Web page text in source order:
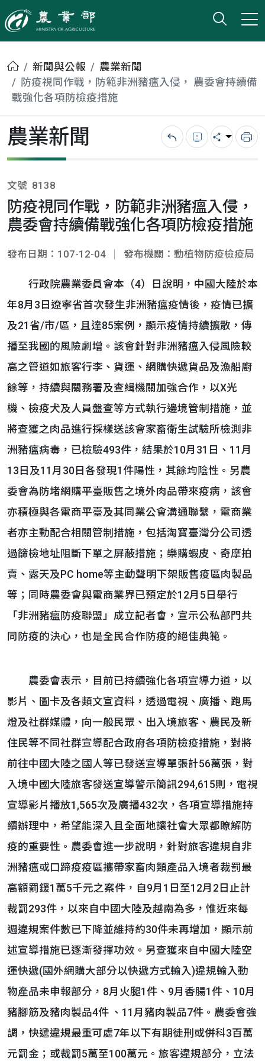
農業部
打開
小版
首頁新聞與公報
農業新聞
防疫視同作戰，防範非洲豬瘟入侵， 農委會持續備
戰強化各項防檢疫措施
農業新聞 回上一頁錯誤回報
分享 列
文號 8138
防疫視同作戰，防範非洲豬瘟入侵，
農委會持續備戰強化各項防檢疫措施
發布日期：107-12-04 發布機關：動植物防疫檢疫局
行政院農業委員會本（4）日說明，中國大陸於本
年8月3日遼寧省首次發生非洲豬瘟疫情後，疫情已擴
及21省/市/區，且達85案例，顯示疫情持續擴散，傳
播至我國的風險劇增。該會針對非洲豬瘟入侵風險較
高之管道如旅客行李、貨運、網購快遞貨品及漁船廚
餘等，持續與關務署及查緝機關加強合作，以X光
機、檢疫犬及人員盤查等方式執行邊境管制措施，並
將查獲之肉品進行採樣送該會家畜衛生試驗所檢測非
洲豬瘟病毒，已檢驗493件，結果於10月31日、11月
13日及11月30日各發現1件陽性，其餘均陰性。另農
委會為防堵網購平臺販售之境外肉品帶來疫病，該會
亦積極與各電商平臺及其同業公會溝通聯繫，電商業
者亦主動配合相關管制措施，包括淘寶臺灣分公司透
過篩檢地址阻斷下單之屏蔽措施；樂購蝦皮、奇摩拍
賣、露天及PC home等主動聲明下架販售疫區肉製品
等；同時農委會與電商業界已預定於12月5日舉行
「非洲豬瘟防疫聯盟」成立記者會，宣示公私部門共
同防疫的決心，也是全民合作防疫的絕佳典範。
農委會表示，目前已持續強化各項宣導力道，以
影片、圖卡及各類文宣資料，透過電視、廣播、跑馬
燈及社群媒體，向一般民眾、出入境旅客、農民及新
住民等不同社群宣導配合政府各項防檢疫措施，對將
前往中國大陸之國人等已發送宣導單張計56萬張，對
入境中國大陸旅客發送宣導警示簡訊294,615則，電視
宣導影片播放1,565次及廣播432次，各項宣導措施持
續辦理中，希望能深入且全面地讓社會大眾都瞭解防
疫的重要性。農委會進一步說明，針對旅客違規自非
洲豬瘟或口蹄疫疫區攜帶家畜肉類產品入境者裁罰最
高額罰鍰1萬5千元之案件，自9月1日至12月2日止計
裁罰293件，以來自中國大陸及越南為多，惟近來每
週違規案件數已下降並維持約30件未再增加，顯示前
述宣導措施已逐漸發揮功效。另查獲來自中國大陸空
運快遞(國外網購大部分以快遞方式輸入)違規輸入動
物產品未申報部分，8月火腿1件、9月香腸1件、10月
豬腳筋及豬肉製品4件 、11月豬肉製品7件。農委會強
調，快遞違規最重可處7年以下有期徒刑或併科3百萬
元罰金；或裁罰5萬至100萬元。旅客違規部分，立法